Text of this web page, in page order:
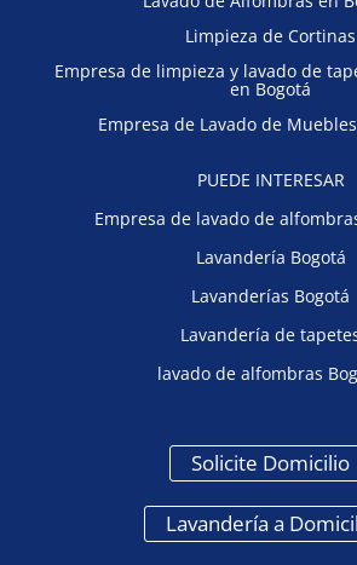
Limpieza de Cortinas
Empresa de limpieza y lavado de
en Bogotá
Empresa de Lavado de
PUEDE INTERESAR
Empresa de lavado de
Lavandería Bogotá
Lavanderías Bogotá
Lavandería de
lavado de alfombras
Solicite Domicilio
Lavandería a